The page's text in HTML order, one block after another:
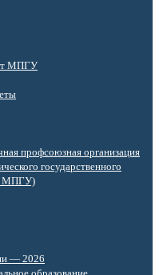
МПГУ
профсоюзная организация
государственного
МПГУ)
— 2026